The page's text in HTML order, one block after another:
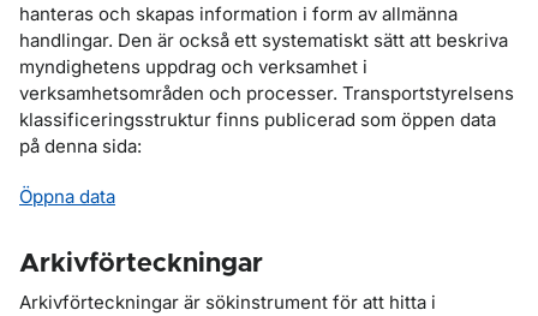
hanteras och skapas information i form av allmänna
handlingar. Den är också ett systematiskt sätt att beskriva
myndighetens uppdrag och verksamhet i
verksamhetsområden och processer. Transportstyrelsens
klassificeringsstruktur finns publicerad som öppen data
på denna sida:
Öppna data
Arkivförteckningar
Arkivförteckningar är sökinstrument för att hitta i